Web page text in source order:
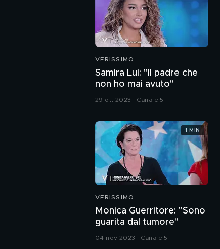
VERISSIMO
Samira Lui: "Il padre che
non ho mai avuto"
29 ott 2023 | Canale 5
VERISSIMO
Monica Guerritore: "Sono
guarita dal tumore"
04 nov 2023 | Canale 5
1 MIN